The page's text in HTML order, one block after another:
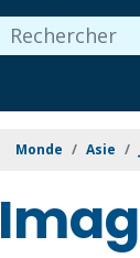
Monde Asie